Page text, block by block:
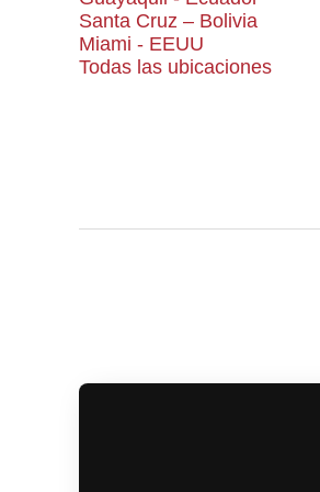
Santa Cruz – Bolivia
Miami - EEUU
Todas las ubicaciones